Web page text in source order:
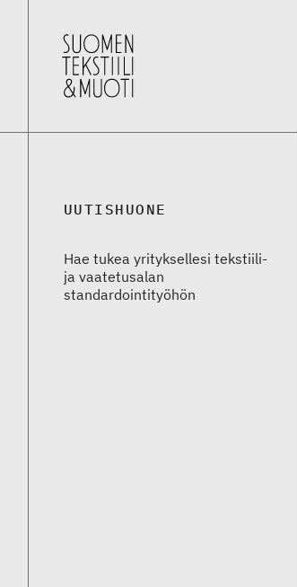
UUTISHUONE
Hae tukea yrityksellesi tekstiili-
ja vaatetusalan
standardointityöhön